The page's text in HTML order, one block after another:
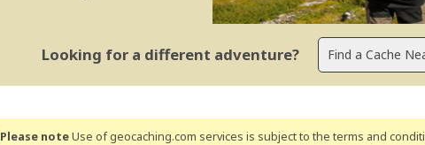
Looking for a different adventure?
Please noteUse of geocaching.com services is subject to the terms and